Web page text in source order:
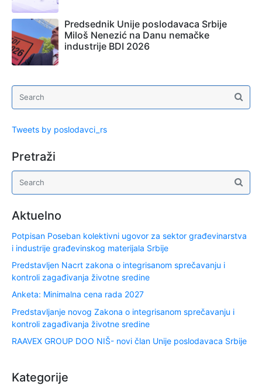
Predsednik Unije poslodavaca Srbije
Miloš Nenezić na Danu nemačke
industrije BDI 2026
Tweets by poslodavci_rs
Pretraži
Aktuelno
Potpisan Poseban kolektivni ugovor za sektor građevinarstva
i industrije građevinskog materijala Srbije
Predstavljen Nacrt zakona o integrisanom sprečavanju i
kontroli zagađivanja životne sredine
Anketa: Minimalna cena rada 2027
Predstavljanje novog Zakona o integrisanom sprečavanju i
kontroli zagađivanja životne sredine
RAAVEX GROUP DOO NIŠ- novi član Unije poslodavaca Srbije
Kategorije